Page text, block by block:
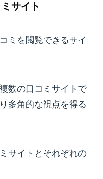
サイト
ミを閲覧できるサイ
数の口コミサイトで
多角的な視点を得る
サイトとそれぞれの